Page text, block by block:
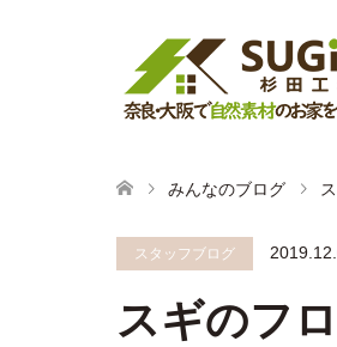
みんなのブログ
スタッフブログ
スギのフ